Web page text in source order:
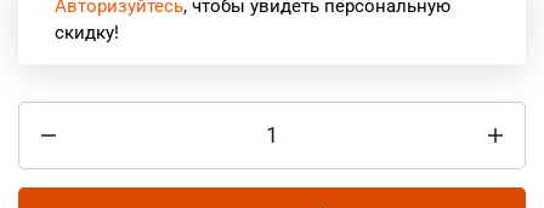
Авторизуйтесь, чтобы увидеть персональную
скидку!